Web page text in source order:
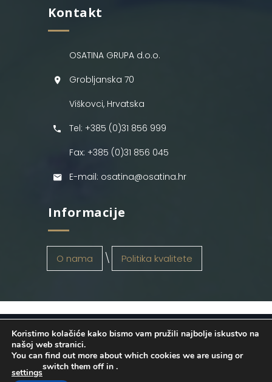
Kontakt
OSATINA GRUPA d.o.o.
Grobljanska 70
Viškovci, Hrvatska
Tel: +385 (0)31 856 999
Fax: +385 (0)31 856 045
E-mail: osatina@osatina.hr
Informacije
O nama Politika kvalitete
OSATINA GRUPA d.o.o. 2026
. Configured
byINFOS Osijek. Sva prava pridržana.
Koristimo kolačiće kako bismo vam pružili najbolje iskustvo na
našoj web stranici.
You can find out more about which cookies we are using or
switch them off in
settings
.